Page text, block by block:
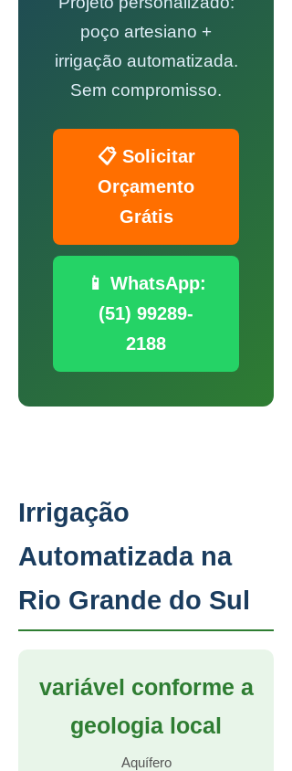
poço artesiano +
irrigação automatizada.
Sem compromisso.
📋 Solicitar
Orçamento
Grátis
📱 WhatsApp:
(51) 99289-
2188
Irrigação
Automatizada na
Rio Grande do Sul
variável conforme a
geologia local
Aquífero